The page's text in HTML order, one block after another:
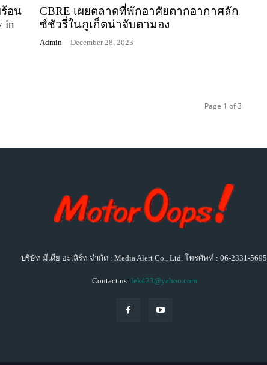
อน
in
CBRE เผยตลาดที่พักอาศัยตากอากาศลัก
ซ์ชัวรี่ในภูเก็ตน่าจับตามอง
Admin - December 28, 2023
Page 1 of 3
บริษัท มีเดีย อะเลิร์ท จำกัด : Media Alert Co., Ltd. โทรศัพท์ : 06-2331-5695
Contact us: lek423@yahoo.com